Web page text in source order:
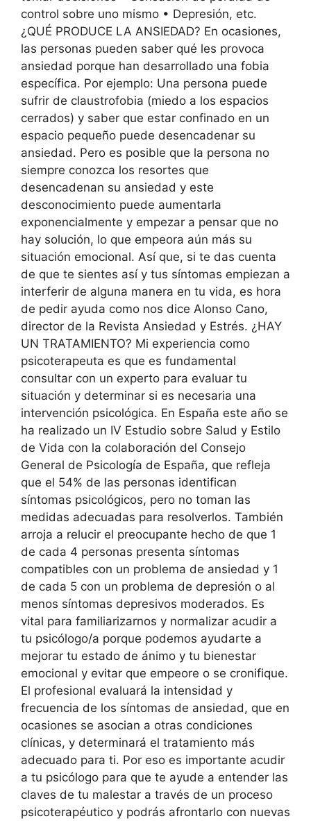
control sobre uno mismo • Depresión, etc.
¿QUÉ PRODUCE LA ANSIEDAD? En ocasiones,
las personas pueden saber qué les provoca
ansiedad porque han desarrollado una fobia
específica. Por ejemplo: Una persona puede
sufrir de claustrofobia (miedo a los espacios
cerrados) y saber que estar confinado en un
espacio pequeño puede desencadenar su
ansiedad. Pero es posible que la persona no
siempre conozca los resortes que
desencadenan su ansiedad y este
desconocimiento puede aumentarla
exponencialmente y empezar a pensar que no
hay solución, lo que empeora aún más su
situación emocional. Así que, si te das cuenta
de que te sientes así y tus síntomas empiezan a
interferir de alguna manera en tu vida, es hora
de pedir ayuda como nos dice Alonso Cano,
director de la Revista Ansiedad y Estrés. ¿HAY
UN TRATAMIENTO? Mi experiencia como
psicoterapeuta es que es fundamental
consultar con un experto para evaluar tu
situación y determinar si es necesaria una
intervención psicológica. En España este año se
ha realizado un IV Estudio sobre Salud y Estilo
de Vida con la colaboración del Consejo
General de Psicología de España, que refleja
que el 54% de las personas identifican
síntomas psicológicos, pero no toman las
medidas adecuadas para resolverlos. También
arroja a relucir el preocupante hecho de que 1
de cada 4 personas presenta síntomas
compatibles con un problema de ansiedad y 1
de cada 5 con un problema de depresión o al
menos síntomas depresivos moderados. Es
vital para familiarizarnos y normalizar acudir a
tu psicólogo/a porque podemos ayudarte a
mejorar tu estado de ánimo y tu bienestar
emocional y evitar que empeore o se cronifique.
El profesional evaluará la intensidad y
frecuencia de los síntomas de ansiedad, que en
ocasiones se asocian a otras condiciones
clínicas, y determinará el tratamiento más
adecuado para ti. Por eso es importante acudir
a tu psicólogo para que te ayude a entender las
claves de tu malestar a través de un proceso
psicoterapéutico y podrás afrontarlo con nuevas